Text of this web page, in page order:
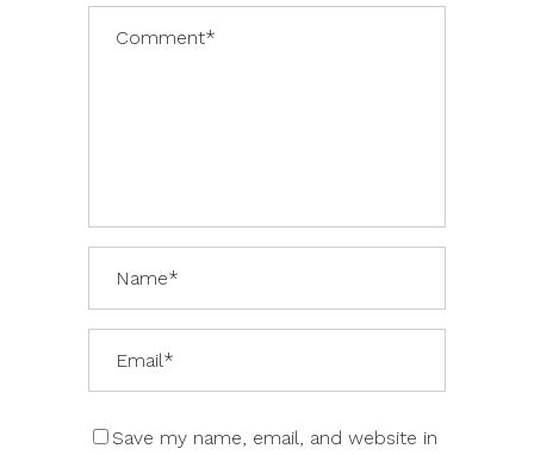
Save my name, email, and website in